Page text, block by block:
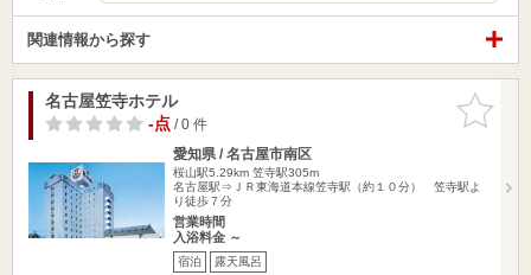
関連情報から探す
お気に入
りに追加
名古屋笠寺ホテル
-点/ 0 件
愛知県 / 名古屋市南区
桜山駅5.29km 笠寺駅305m
名古屋駅⇒ＪＲ東海道本線笠寺駅（約１０分） 笠寺駅よ
り徒歩７分
営業時間
入浴料金 ～
宿泊 露天風呂